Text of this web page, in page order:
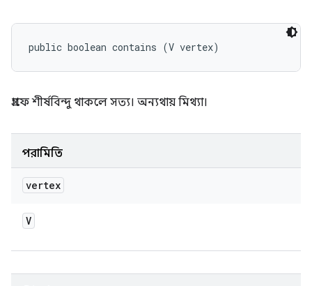
public boolean contains (V vertex)
গ্রাফে শীর্ষবিন্দু থাকলে সত্য। অন্যথায় মিথ্যা।
পরামিতি
vertex
V